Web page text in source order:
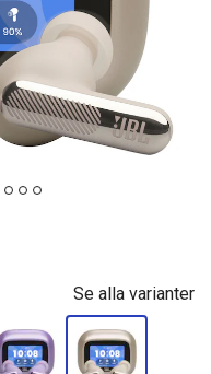
Se alla varianter